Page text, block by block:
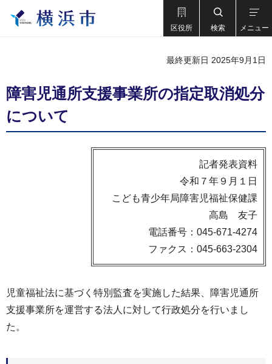
区役所 検索 メニュー
最終更新日 2025年9月1日
障害児通所支援事業所の指定取消処分
について
記者発表資料
令和７年９月１日
こども青少年局障害児福祉保健課
高島 友子
電話番号：045-671-4274
ファクス：045-663-2304
児童福祉法に基づく特別監査を実施した結果、障害児通所
支援事業所を運営する法人に対して行政処分を行いまし
た。